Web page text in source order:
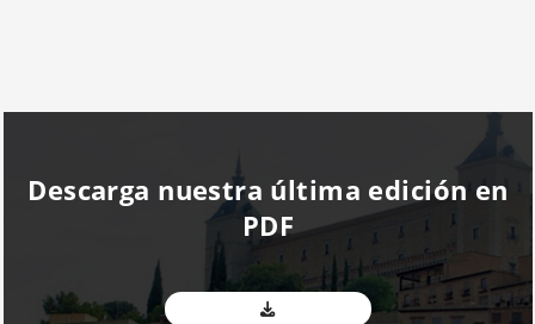
Descarga nuestra última edición en
PDF